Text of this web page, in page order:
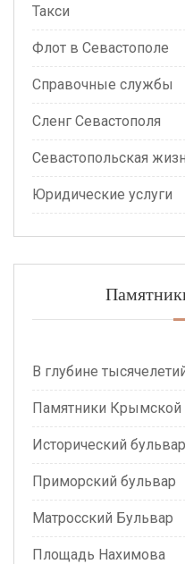
Такси
Флот в Севастополе
Справочные службы
Сленг Севастополя
Севастопольская
Юридические услуги
В глубине
Памятники Крымской
Исторический бульвар
Приморский бульвар
Матросский Бульвар
Площадь Нахимова